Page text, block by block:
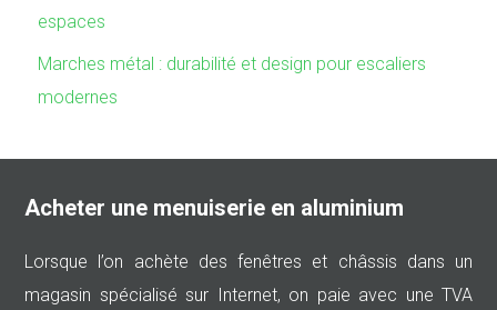
espaces
Marches métal : durabilité et design pour escaliers
modernes
Acheter une menuiserie en aluminium
Lorsque l’on achète des fenêtres et châssis dans un
magasin spécialisé sur Internet, on paie avec une TVA